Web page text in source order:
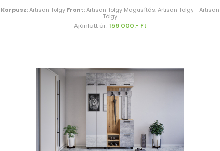
Korpusz:Artisan Tölgy Front:Artisan Tölgy Magasítás: Artisan Tölgy - Artisan
Tölgy
Ajánlott ár: 156 000.- Ft